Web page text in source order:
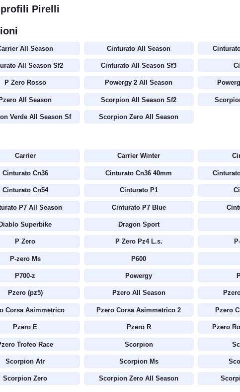
Pirelli
All Season Cinturato All Season
All Season Sf2 Cinturato All Season Sf3
P Zero Rosso Powergy 2 All Season
All Season Scorpion All Season Sf2
Verde All Season Sf Scorpion Zero All Season
Carrier Carrier Winter
Cinturato Cn36 Cinturato Cn36 40mm
Cinturato Cn54 Cinturato P1
P7 All Season Cinturato P7 Blue
Diablo Superbike Dragon Sport
P Zero P Zero Pz4 L.s.
P-zero Ms P600
P700-z Powergy
Pzero (pz5) Pzero All Season
Corsa Asimmetrico Pzero Corsa Asimmetrico 2 Pzero
Pzero E Pzero R Pzero
Trofeo Race Scorpion
Scorpion Atr Scorpion Ms
Scorpion Zero Scorpion Zero All Season